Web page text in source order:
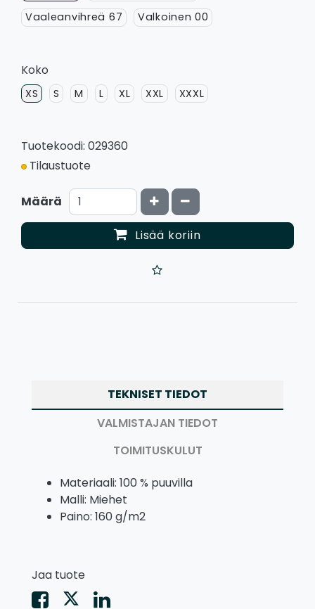
Vaaleanvihreä 67
Valkoinen 00
Koko
XS S M L XL XXL XXXL
Tuotekoodi: 029360
Tilaustuote
Määrä Kasvata määrää
Vähennä määrää
Lisää koriin
TEKNISET TIEDOT
VALMISTAJAN TIEDOT
TOIMITUSKULUT
Materiaali: 100 % puuvilla
Malli: Miehet
Paino: 160 g/m2
Jaa tuote